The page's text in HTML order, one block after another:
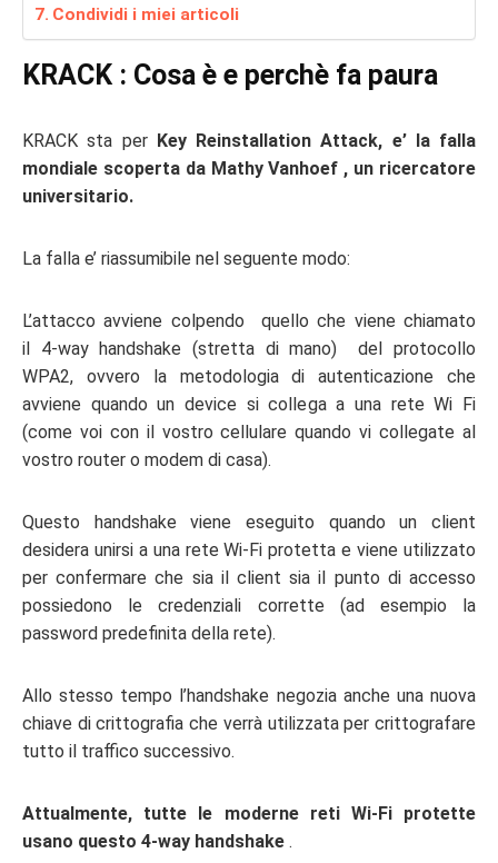
Condividi i miei articoli
KRACK : Cosa è e perchè fa paura
KRACK sta perKey Reinstallation Attack, e’ la falla
mondiale scoperta da Mathy Vanhoef , un ricercatore
universitario.
La falla e’ riassumibile nel seguente modo:
L’attacco avviene colpendo quello che viene chiamato
il 4-way handshake (stretta di mano) del protocollo
WPA2, ovvero la metodologia di autenticazione che
avviene quando un device si collega a una rete Wi Fi
(come voi con il vostro cellulare quando vi collegate al
vostro router o modem di casa).
Questo handshake viene eseguito quando un client
desidera unirsi a una rete Wi-Fi protetta e viene utilizzato
per confermare che sia il client sia il punto di accesso
possiedono le credenziali corrette (ad esempio la
password predefinita della rete).
Allo stesso tempo l’handshake negozia anche una nuova
chiave di crittografia che verrà utilizzata per crittografare
tutto il traffico successivo.
Attualmente, tutte le moderne reti Wi-Fi protette
usano questo 4-way handshake .